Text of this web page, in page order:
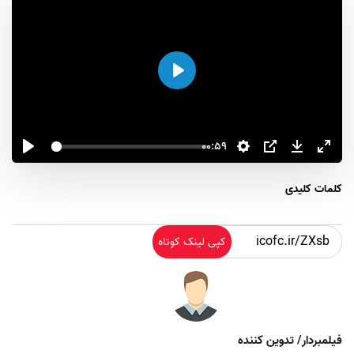
00:59
اجرا
کلمات کلیدی
کپی لینک کوتاه
فیلمبردار/ تدوین کننده